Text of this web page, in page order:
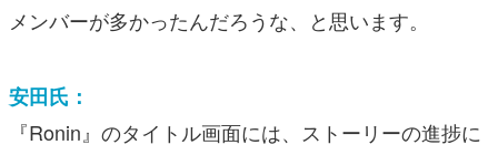
メンバーが多かったんだろうな、と思います。
安田氏：
『Ronin』のタイトル画面には、ストーリーの進捗に